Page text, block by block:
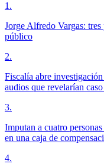
1 .
Jorge Alfredo Vargas:
público
2.
Fiscalía abre
audios que revelarían
3.
Imputan a cuatro
en una caja de
4.